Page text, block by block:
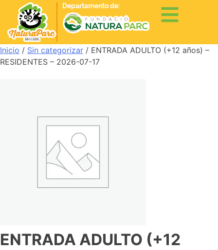
Departamento de:
Inicio / Sin categorizar / ENTRADA ADULTO (+12 años) –
RESIDENTES – 2026-07-17
ENTRADA ADULTO (+12